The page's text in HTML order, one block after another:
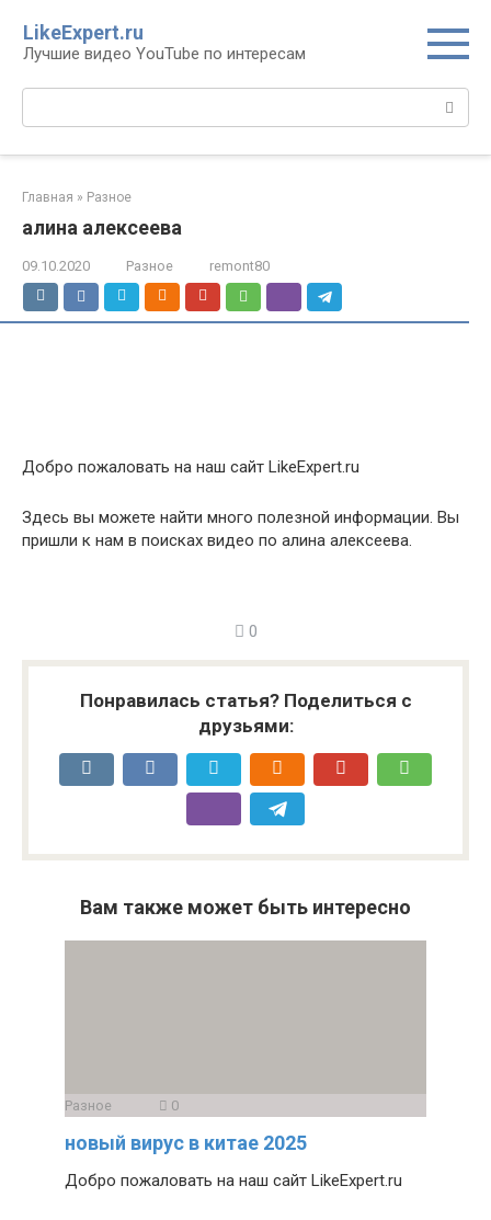
контенту
LikeExpert.ru
Лучшие видео YouTube по интересам
Главная » Разное
алина алексеева
09.10.2020 Разное remont80
Добро пожаловать на наш сайт LikeExpert.ru
Здесь вы можете найти много полезной информации. Вы
пришли к нам в поисках видео по алина алексеева.
0
Понравилась статья? Поделиться с
друзьями:
Вам также может быть интересно
Разное 0
новый вирус в китае 2025
Добро пожаловать на наш сайт LikeExpert.ru